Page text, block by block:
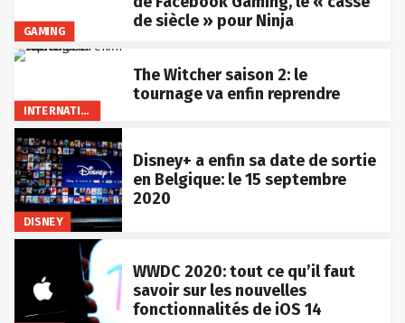
GAMING
de siècle » pour Ninja
INTERNATIONAL
The Witcher saison 2: le
tournage va enfin reprendre
DISNEY
Disney+ a enfin sa date de sortie
en Belgique: le 15 septembre
2020
WWDC 2020: tout ce qu’il faut
savoir sur les nouvelles
fonctionnalités de iOS 14